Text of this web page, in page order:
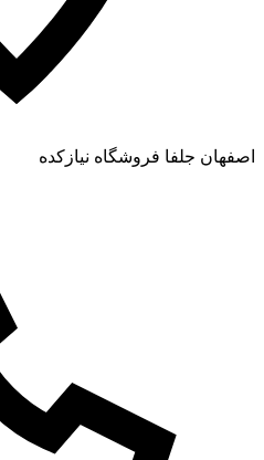
اصفهان جلفا فروشگاه نیازکده